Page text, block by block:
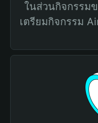
ในส่วนกิจกรรม
เตรียมกิจกรรม